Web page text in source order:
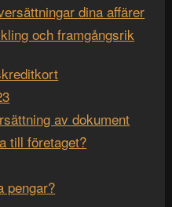
dina affärer
och framgångsrik
av dokument
till företaget?
pengar?